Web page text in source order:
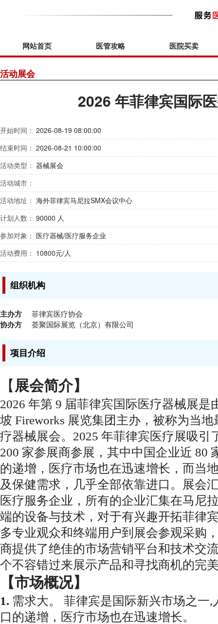
网站首页 医管攻略 医院买卖
活动展会
2026 年菲律宾国际
开始时间： 2026-08-19 08:00:00
结束时间： 2026-08-21 10:00:00
活动类型： 器械展会
活动城市：
活动地址： 海外菲律宾马尼拉SMX会议中心
计划人数： 90000 人
参加对象： 医疗器械/医疗服务企业
活动费用： 10800元/人
组织机构
主办方 菲律宾医疗协会
协办方 荟聚国际展览（北京）有限公司
项目介绍
【 展会简介】
2026 年第 9 届菲律宾国际医疗器械展是
坡 Fireworks 展览集团主办，被称为当地
疗器械展会。2025 年菲律宾医疗展吸引
200 家参展商参展，其中中国企业近 80
的递增，医疗市场也在迅速增长， 而当
及保健需求，几乎全部依靠进口。展会
医疗服务企业，所有的企业汇集在马尼
端的设备与技术，对于有兴趣开拓菲律
多专业观众和终端用户到展会参观采购
商提供了绝佳的市场营销平台和技术交
个不容错过来展示产品和寻找商机的完
【市场概况】
1. 需求大。 菲律宾是国际新兴市场之一,
口的递增，医疗市场也在迅速增长。